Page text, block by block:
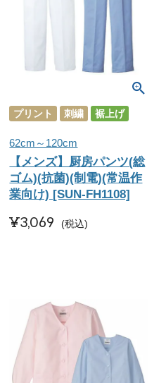
プリント 刺繍 裾上げ
62cm～120cm
【メンズ】厨房パンツ(総
ゴム)(抗菌)(制電)(常温作
業向け) [SUN-FH1108]
¥3,069 税込